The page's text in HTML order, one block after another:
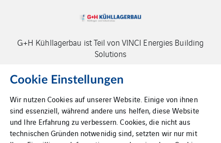
G+H Kühllagerbau ist Teil von VINCI Energies Building
Solutions
Impressum
Cookie Einstellungen
Wir nutzen Cookies auf unserer Website. Einige von ihnen
sind essenziell, während andere uns helfen, diese Website
und Ihre Erfahrung zu verbessern. Cookies, die nicht aus
technischen Gründen notwenidig sind, setzten wir nur mit